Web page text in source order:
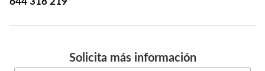
Solicita más información